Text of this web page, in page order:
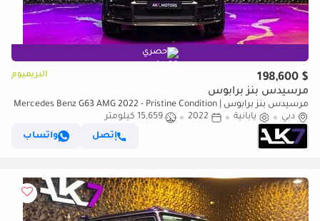
حصري
$ 198,600 البريميوم
مرسيدس بنز برابوس
مرسيدس بنز برابوس Mercedes Benz G63 AMG 2022 - Pristine Condition |
Finance Available
دبي يابانية 2022
15,659 كيلومتر
إتصل
واتساب